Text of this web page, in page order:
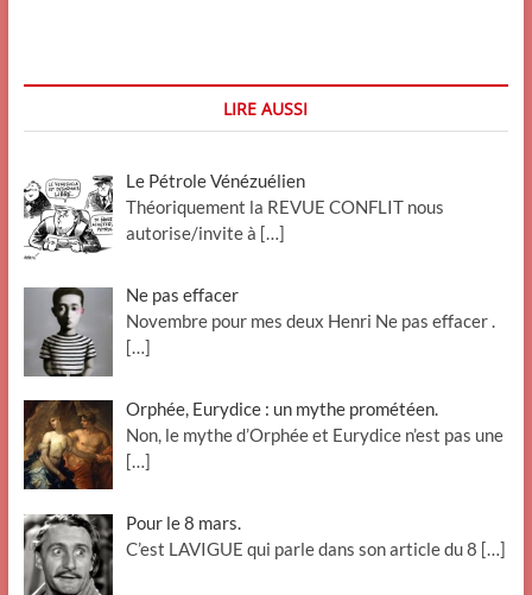
chez
les
musulmans)
LIRE AUSSI
Le Pétrole Vénézuélien
Théoriquement la REVUE CONFLIT nous
autorise/invite à […]
Ne pas effacer
Novembre pour mes deux Henri Ne pas effacer .
[…]
Orphée, Eurydice : un mythe prométéen.
Non, le mythe d’Orphée et Eurydice n’est pas une
[…]
Pour le 8 mars.
C’est LAVIGUE qui parle dans son article du 8 […]